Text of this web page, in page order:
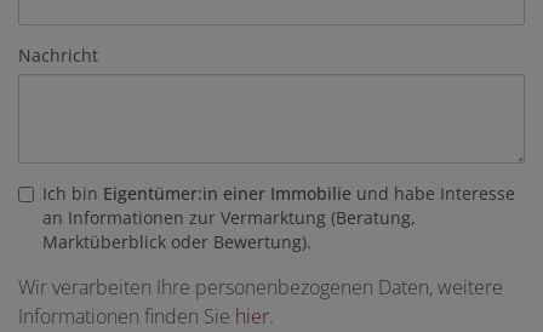
Nachricht
Ich bin Eigentümer:in einer Immobilie und habe Interesse
an Informationen zur Vermarktung (Beratung,
Marktüberblick oder Bewertung).
Wir verarbeiten Ihre personenbezogenen Daten, weitere
Informationen finden Sie hier.